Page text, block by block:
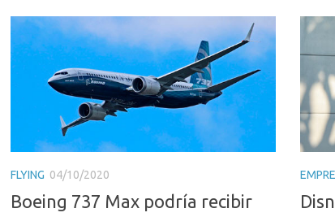
FLYING 04/10/2020
Boeing 737 Max podría recibir